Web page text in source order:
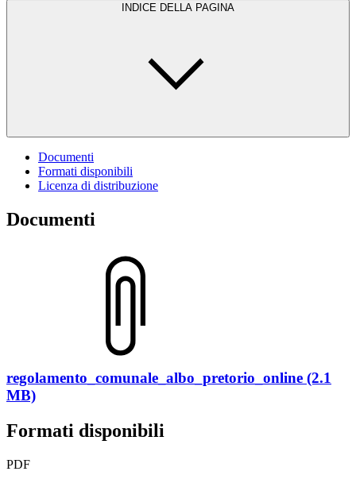
INDICE DELLA PAGINA
Documenti
Formati disponibili
Licenza di distribuzione
Documenti
regolamento_comunale_albo_pretorio_online (2.1
MB)
Formati disponibili
PDF